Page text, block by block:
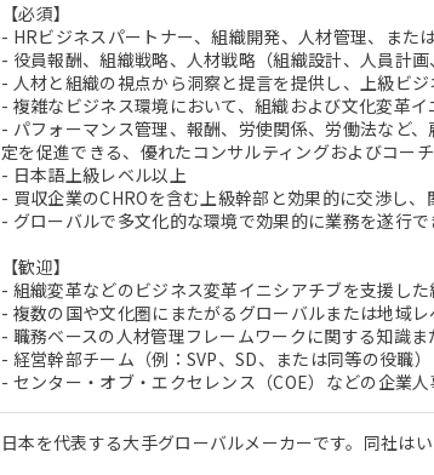
【必須】
- HRビジネスパートナー、組織開発、人材管理、また
- 役員報酬、組織戦略、人材戦略（組織設計、人員計
- 人材と組織の視点から洞察と提言を提供し、上級ビ
- 複雑なビジネス環境において、組織および文化変革
- パフォーマンス管理、報酬、労使関係、労働法など
定を促進できる、優れたコンサルティングおよびコー
- 日本語上級レベル以上
- 買収企業のCHROを含む上級幹部と効果的に交渉し
- グローバルで多文化的な環境で効果的に業務を遂行で
【歓迎】
- 組織変革などのビジネス変革イニシアチブを支援し
- 複数の国や文化圏にまたがるグローバルまたは地域
- 職務ベースの人材管理フレームワークに関する知識
- 経営幹部チーム（例：SVP、SD、または同等の役職
- センター・オブ・エクセレンス（COE）などの企業
日本を代表する大手グローバルメーカーです。同社はい